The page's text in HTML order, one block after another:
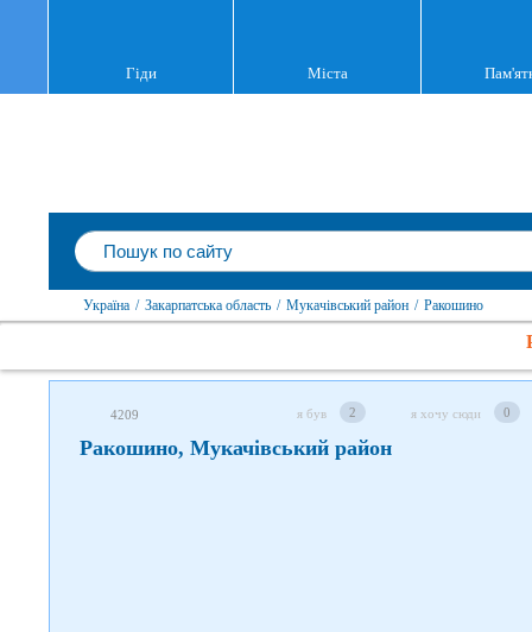
Гіди Міста
Україна / Закарпатська область / Мукачівський район / Ракошино
4209 я був 2 я хочу сюди 0
Ракошино, Мукачівський район